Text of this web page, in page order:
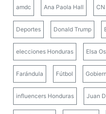
amdc Ana Paola Hall CN
Deportes Donald Trump
elecciones Honduras Elsa
Farándula Fútbol
influencers Honduras Juan